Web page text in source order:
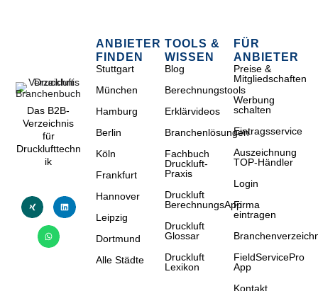
Das B2B-
Verzeichnis
für
Drucklufttechn
ik
ANBIETER
FINDEN
Stuttgart
München
Hamburg
Berlin
Köln
Frankfurt
Hannover
Leipzig
Dortmund
Alle Städte
TOOLS &
WISSEN
Blog
Berechnungstools
Erklärvideos
Branchenlösungen
Fachbuch
Druckluft-
Praxis
Druckluft
BerechnungsApp
Druckluft
Glossar
Druckluft
Lexikon
FÜR
ANBIETER
Preise &
Mitgliedschaften
Werbung
schalten
Eintragsservice
Auszeichnung
TOP-Händler
Login
Firma
eintragen
FieldServicePro
App
Kontakt